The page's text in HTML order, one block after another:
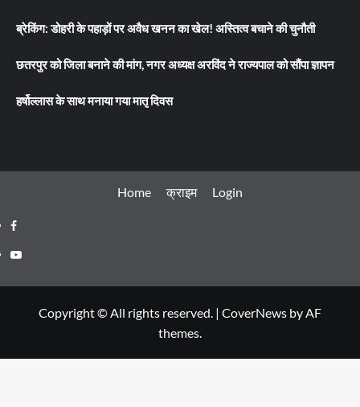
ब्रेकिंग: डोहरी के पहाड़ों पर अवैध खनन का खेल! अस्तित्व बचाने की चुनौती
छतरपुर को जिला बनाने की मांग, नगर अध्यक्ष अरविंद ने राज्यपाल को सौंपा ज्ञापन
हर्षोल्लास के साथ मनाया गया मातृ दिवस
Home क्राइम Login
Facebook
Youtube
Copyright © All rights reserved. | CoverNews by AF
themes.